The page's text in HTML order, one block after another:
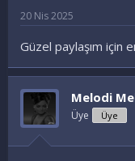
20 Nis 2025
Güzel paylaşım için
Melodi
Üye Üye